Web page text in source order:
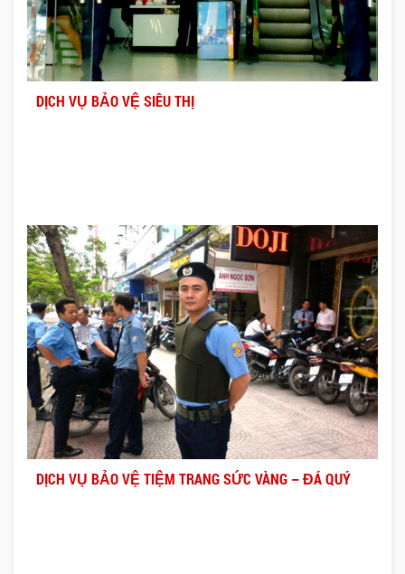
DỊCH VỤ BẢO VỆ SIÊU THỊ
DỊCH VỤ BẢO VỆ TIỆM TRANG SỨC VÀNG – ĐÁ QUÝ